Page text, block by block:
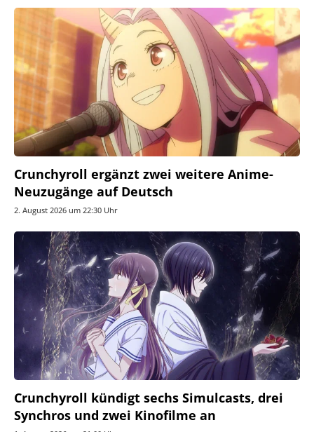
Crunchyroll ergänzt zwei weitere Anime-
Neuzugänge auf Deutsch
2. August 2026 um 22:30 Uhr
Crunchyroll kündigt sechs Simulcasts, drei
Synchros und zwei Kinofilme an